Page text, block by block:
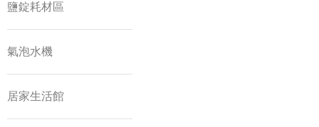
鹽錠耗材區
氣泡水機
居家生活館